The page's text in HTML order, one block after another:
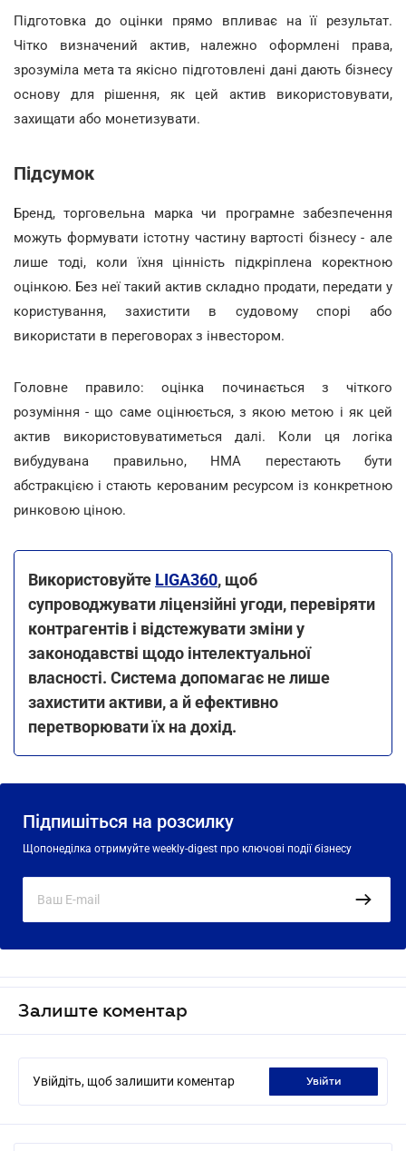
Підготовка до оцінки прямо впливає на її результат.
Чітко визначений актив, належно оформлені права,
зрозуміла мета та якісно підготовлені дані дають бізнесу
основу для рішення, як цей актив використовувати,
захищати або монетизувати.
Підсумок
Бренд, торговельна марка чи програмне забезпечення
можуть формувати істотну частину вартості бізнесу - але
лише тоді, коли їхня цінність підкріплена коректною
оцінкою. Без неї такий актив складно продати, передати у
користування, захистити в судовому спорі або
використати в переговорах з інвестором.
Головне правило: оцінка починається з чіткого
розуміння - що саме оцінюється, з якою метою і як цей
актив використовуватиметься далі. Коли ця логіка
вибудувана правильно, НМА перестають бути
абстракцією і стають керованим ресурсом із конкретною
ринковою ціною.
Використовуйте LIGA360, щоб
супроводжувати ліцензійні угоди, перевіряти
контрагентів і відстежувати зміни у
законодавстві щодо інтелектуальної
власності. Система допомагає не лише
захистити активи, а й ефективно
перетворювати їх на дохід.
Підпишіться на розсилку
Щопонеділка отримуйте weekly-digest про ключові події бізнесу
Залиште коментар
Увійдіть, щоб залишити коментар увійти